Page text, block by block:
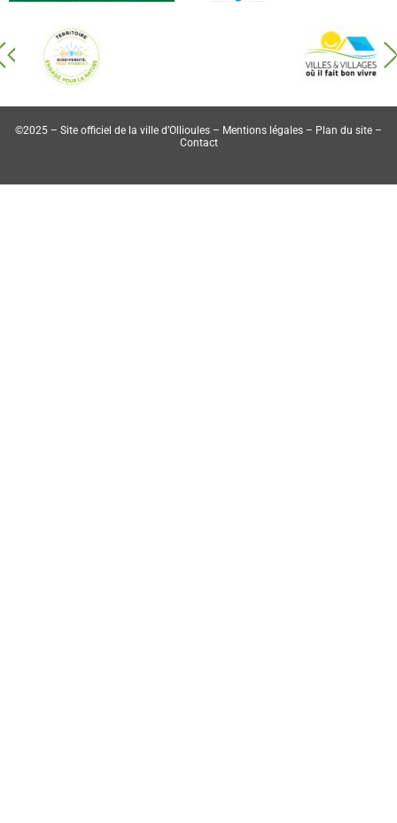
©2025 – Site officiel de la ville d’Ollioules – Mentions légales – Plan du site –
Contact